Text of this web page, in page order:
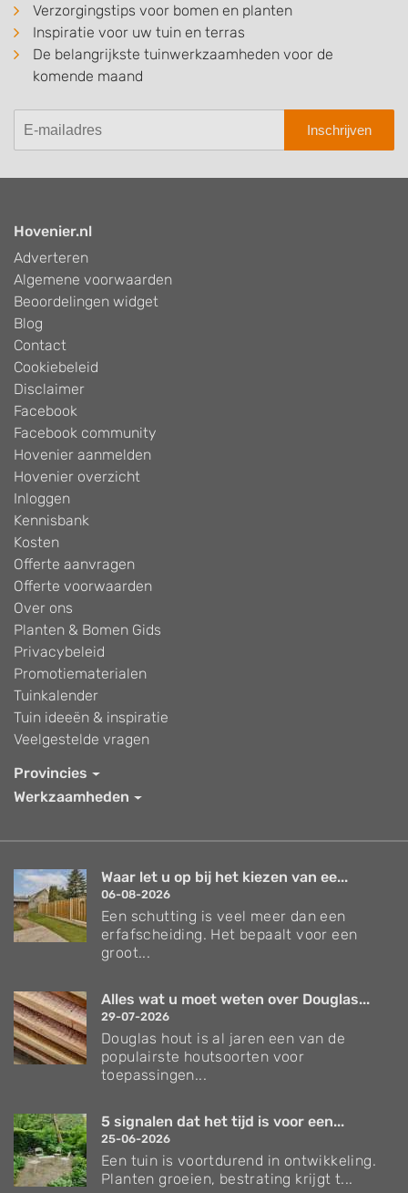
Verzorgingstips voor bomen en planten
Inspiratie voor uw tuin en terras
De belangrijkste tuinwerkzaamheden voor de
komende maand
Inschrijven
Hovenier.nl
Adverteren
Algemene voorwaarden
Beoordelingen widget
Blog
Contact
Cookiebeleid
Disclaimer
Facebook
Facebook community
Hovenier aanmelden
Hovenier overzicht
Inloggen
Kennisbank
Kosten
Offerte aanvragen
Offerte voorwaarden
Over ons
Planten & Bomen Gids
Privacybeleid
Promotiematerialen
Tuinkalender
Tuin ideeën & inspiratie
Veelgestelde vragen
Provincies
Werkzaamheden
Waar let u op bij het kiezen van ee...
06-08-2026
Een schutting is veel meer dan een
erfafscheiding. Het bepaalt voor een
groot...
Alles wat u moet weten over Douglas...
29-07-2026
Douglas hout is al jaren een van de
populairste houtsoorten voor
toepassingen...
5 signalen dat het tijd is voor een...
25-06-2026
Een tuin is voortdurend in ontwikkeling.
Planten groeien, bestrating krijgt t...